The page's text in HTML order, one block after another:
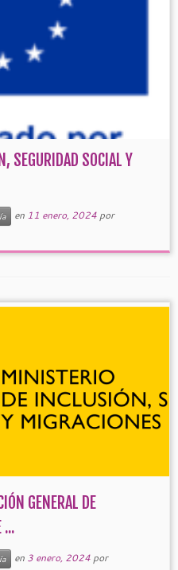
SEGURIDAD SOCIAL Y
en 11 enero, 2024 por
GENERAL DE
...
en 3 enero, 2024 por